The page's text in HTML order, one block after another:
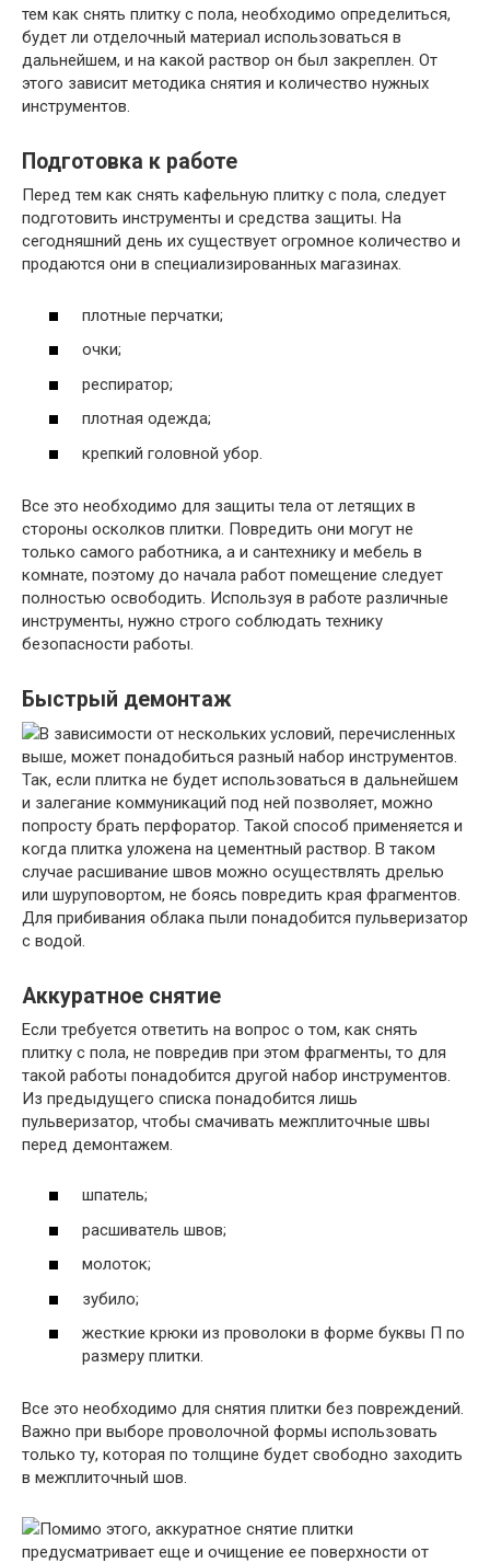
тем как снять плитку с пола, необходимо определиться,
будет ли отделочный материал использоваться в
дальнейшем, и на какой раствор он был закреплен. От
этого зависит методика снятия и количество нужных
инструментов.
Подготовка к работе
Перед тем как снять кафельную плитку с пола, следует
подготовить инструменты и средства защиты. На
сегодняшний день их существует огромное количество и
продаются они в специализированных магазинах.
плотные перчатки;
очки;
респиратор;
плотная одежда;
крепкий головной убор.
Все это необходимо для защиты тела от летящих в
стороны осколков плитки. Повредить они могут не
только самого работника, а и сантехнику и мебель в
комнате, поэтому до начала работ помещение следует
полностью освободить. Используя в работе различные
инструменты, нужно строго соблюдать технику
безопасности работы.
Быстрый демонтаж
В зависимости от нескольких условий, перечисленных
выше, может понадобиться разный набор инструментов.
Так, если плитка не будет использоваться в дальнейшем
и залегание коммуникаций под ней позволяет, можно
попросту брать перфоратор. Такой способ применяется и
когда плитка уложена на цементный раствор. В таком
случае расшивание швов можно осуществлять дрелью
или шуруповортом, не боясь повредить края фрагментов.
Для прибивания облака пыли понадобится пульверизатор
с водой.
Аккуратное снятие
Если требуется ответить на вопрос о том, как снять
плитку с пола, не повредив при этом фрагменты, то для
такой работы понадобится другой набор инструментов.
Из предыдущего списка понадобится лишь
пульверизатор, чтобы смачивать межплиточные швы
перед демонтажем.
шпатель;
расшиватель швов;
молоток;
зубило;
жесткие крюки из проволоки в форме буквы П по
размеру плитки.
Все это необходимо для снятия плитки без повреждений.
Важно при выборе проволочной формы использовать
только ту, которая по толщине будет свободно заходить
в межплиточный шов.
Помимо этого, аккуратное снятие плитки
предусматривает еще и очищение ее поверхности от